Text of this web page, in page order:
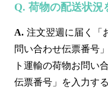
荷物の配送状況
注文翌週に届く「
問い合わせ伝票番号
ト運輸の荷物お問い
伝票番号」を入力す